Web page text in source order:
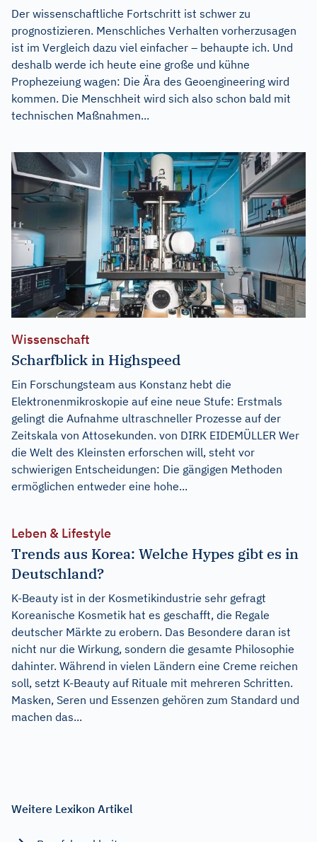
Der wissenschaftliche Fortschritt ist schwer zu
prognostizieren. Menschliches Verhalten vorherzusagen
ist im Vergleich dazu viel einfacher – behaupte ich. Und
deshalb werde ich heute eine große und kühne
Prophezeiung wagen: Die Ära des Geoengineering wird
kommen. Die Menschheit wird sich also schon bald mit
technischen Maßnahmen...
Wissenschaft
Scharfblick in Highspeed
Ein Forschungsteam aus Konstanz hebt die
Elektronenmikroskopie auf eine neue Stufe: Erstmals
gelingt die Aufnahme ultraschneller Prozesse auf der
Zeitskala von Attosekunden. von DIRK EIDEMÜLLER Wer
die Welt des Kleinsten erforschen will, steht vor
schwierigen Entscheidungen: Die gängigen Methoden
ermöglichen entweder eine hohe...
Leben & Lifestyle
Trends aus Korea: Welche Hypes gibt es in
Deutschland?
K-Beauty ist in der Kosmetikindustrie sehr gefragt
Koreanische Kosmetik hat es geschafft, die Regale
deutscher Märkte zu erobern. Das Besondere daran ist
nicht nur die Wirkung, sondern die gesamte Philosophie
dahinter. Während in vielen Ländern eine Creme reichen
soll, setzt K-Beauty auf Rituale mit mehreren Schritten.
Masken, Seren und Essenzen gehören zum Standard und
machen das...
Weitere Lexikon Artikel